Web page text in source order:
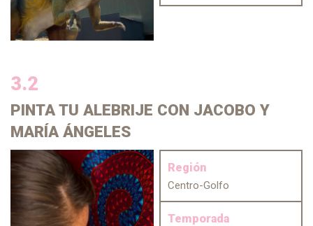
3.2
PINTATU ALEBRIJE CON JACOBO Y
MARÍA ÁNGELES
Región
Centro-Golfo
Temporada